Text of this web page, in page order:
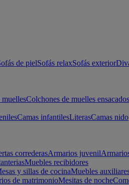
de pielSofás relaxSofás exterior
muellesColchones de muelles ensacados
Camas infantilesLiterasCamas nido
correderasArmarios juvenil
Muebles recibidores
y sillas de cocinaMuebles
de matrimonioMesitas de noche